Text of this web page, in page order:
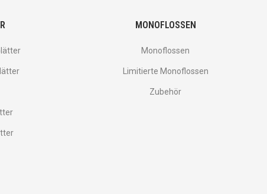
MONOFLOSSEN
Monoflossen
Limitierte Monoflossen
Zubehör